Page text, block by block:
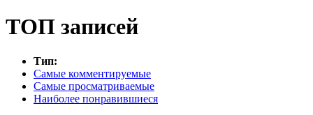
ТОП записей
Тип:
Самые комментируемые
Самые просматриваемые
Наиболее понравившиеся